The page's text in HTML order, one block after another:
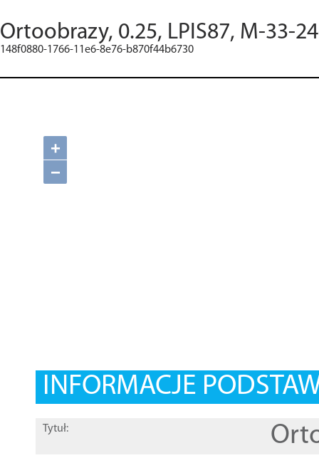
Ortoobrazy, 0.25, LPIS87, M-33-
148f0880-1766-11e6-8e76-b870f44b6730
+
−
INFORMACJE
Tytuł: